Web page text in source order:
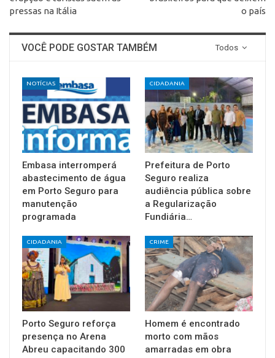
pressas na Itália
o país
Todos
VOCÊ PODE GOSTAR TAMBÉM
NOTÍCIAS
Embasa interromperá
abastecimento de água
em Porto Seguro para
manutenção
programada
CIDADANIA
Prefeitura de Porto
Seguro realiza
audiência pública sobre
a Regularização
Fundiária…
CIDADANIA
Porto Seguro reforça
presença no Arena
Abreu capacitando 300
CRIME
Homem é encontrado
morto com mãos
amarradas em obra